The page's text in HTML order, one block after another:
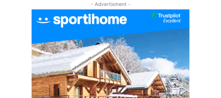
#EP6 VLOG : SKI & RANDONNÉE DANS LES
ALPES
#EP7 VLOG : DE LA RAQUETTE EN PLEIN MILIEU
DU BEAUFORTAIN
04:09
#Ep8 VLOG : DÉCOUVERTE DU VERCORS ET DU
BASSIN GRENOBLOIS !
09:04
- Advertisment -